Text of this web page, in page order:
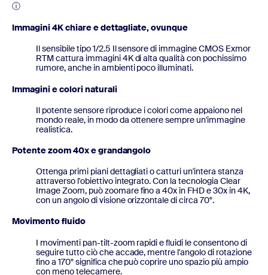
ⓘ
Immagini 4K chiare e dettagliate, ovunque
Il sensibile tipo 1/2.5 Il sensore di immagine CMOS Exmor
RTM cattura immagini 4K di alta qualità con pochissimo
rumore, anche in ambienti poco illuminati.
Immagini e colori naturali
Il potente sensore riproduce i colori come appaiono nel
mondo reale, in modo da ottenere sempre un'immagine
realistica.
Potente zoom 40x e grandangolo
Ottenga primi piani dettagliati o catturi un'intera stanza
attraverso l'obiettivo integrato. Con la tecnologia Clear
Image Zoom, può zoomare fino a 40x in FHD e 30x in 4K,
con un angolo di visione orizzontale di circa 70°.
Movimento fluido
I movimenti pan-tilt-zoom rapidi e fluidi le consentono di
seguire tutto ciò che accade, mentre l'angolo di rotazione
fino a 170° significa che può coprire uno spazio più ampio
con meno telecamere.